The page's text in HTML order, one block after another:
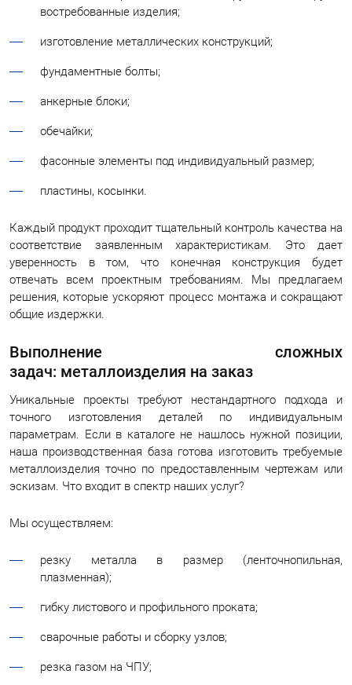
востребованные изделия;
изготовление металлических конструкций;
фундаментные болты;
анкерные блоки;
обечайки;
фасонные элементы под индивидуальный размер;
пластины, косынки.
Каждый продукт проходит тщательный контроль качества на
соответствие заявленным характеристикам. Это дает
уверенность в том, что конечная конструкция будет
отвечать всем проектным требованиям. Мы предлагаем
решения, которые ускоряют процесс монтажа и сокращают
общие издержки.
Выполнение сложных
задач: металлоизделия на заказ
Уникальные проекты требуют нестандартного подхода и
точного изготовления деталей по индивидуальным
параметрам. Если в каталоге не нашлось нужной позиции,
наша производственная база готова изготовить требуемые
металлоизделия точно по предоставленным чертежам или
эскизам. Что входит в спектр наших услуг?
Мы осуществляем:
резку металла в размер (ленточнопильная,
плазменная);
гибку листового и профильного проката;
сварочные работы и сборку узлов;
резка газом на ЧПУ;